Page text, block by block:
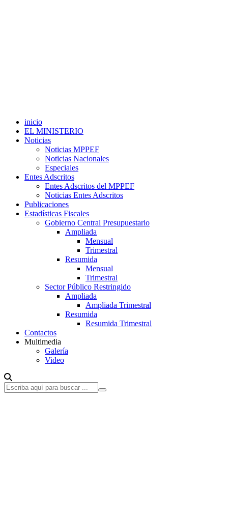
inicio
EL MINISTERIO
Noticias
Noticias MPPEF
Noticias Nacionales
Especiales
Entes Adscritos
Entes Adscritos del MPPEF
Noticias Entes Adscritos
Publicaciones
Estadísticas Fiscales
Gobierno Central Presupuestario
Ampliada
Mensual
Trimestral
Resumida
Mensual
Trimestral
Sector Público Restringido
Ampliada
Ampliada Trimestral
Resumida
Resumida Trimestral
Contactos
Multimedia
Galería
Video